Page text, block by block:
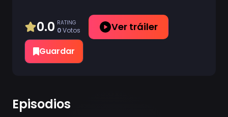
0.0 RATING
0Votos Ver tráiler
Guardar
Episodios